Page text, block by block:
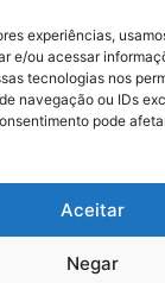
experiências,
e/ou acessar
tecnologias nos
navegação ou IDs
pode
Aceitar
Negar
9 9691-
Técnico:
Centro -
Alagoas Brasil
direitos